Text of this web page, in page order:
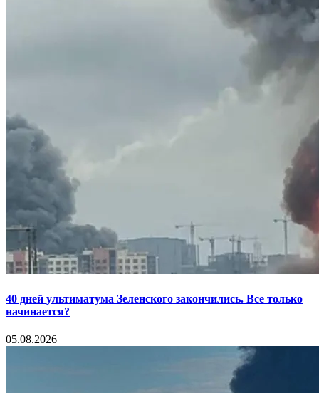
40 дней ультиматума Зеленского закончились. Все только
начинается?
05.08.2026